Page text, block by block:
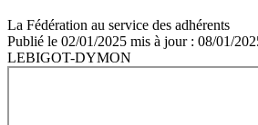
La Fédération au service des adhérents
Publié le 02/01/2025 mis à jour : 08/01/
LEBIGOT-DYMON